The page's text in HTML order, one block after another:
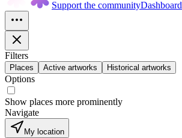
Support the communityDashboard
Filters
Places Active artworks Historical artworks
Options
Show places more prominently
Navigate
My location